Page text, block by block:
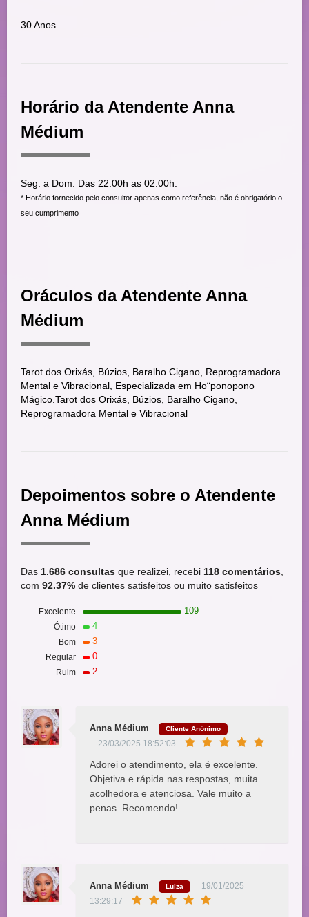
30 Anos
Horário da Atendente Anna
Médium
Seg. a Dom. Das 22:00h as 02:00h.
* Horário fornecido pelo consultor apenas como referência, não é obrigatório o
seu cumprimento
Oráculos da Atendente Anna
Médium
Tarot dos Orixás, Búzios, Baralho Cigano, Reprogramadora
Mental e Vibracional, Especializada em Ho¨ponopono
Mágico.Tarot dos Orixás, Búzios, Baralho Cigano,
Reprogramadora Mental e Vibracional
Depoimentos sobre o Atendente
Anna Médium
Das 1.686 consultas que realizei, recebi 118 comentários
com 92.37% de clientes satisfeitos ou muito satisfeitos
Excelente 109
Ótimo 4
Bom 3
Regular 0
Ruim 2
Anna Médium Cliente Anônimo
23/03/2025 18:52:03
Adorei o atendimento, ela é excelente.
Objetiva e rápida nas respostas, muita
acolhedora e atenciosa. Vale muito a
penas. Recomendo!
Anna Médium Luiza
19/01/2025
13:29:17